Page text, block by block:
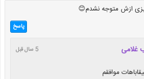
ازش متوجه نشدم😊
پاسخ
غلامی 5 سال قبل
موافقم